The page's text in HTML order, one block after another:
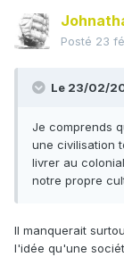
Posté 23
Le 23/02/
Je comprends
une civilisation
livrer au
notre propre
Il manquerait
l'idée qu'une